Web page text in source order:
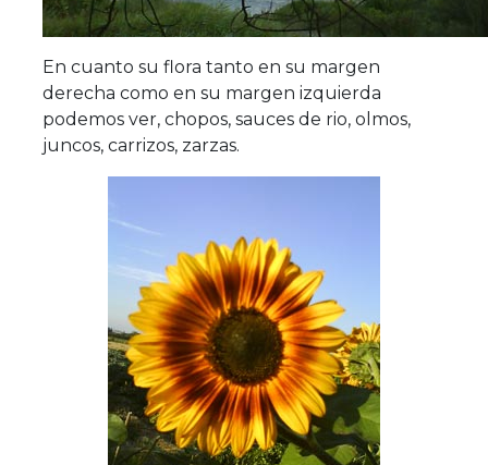
En cuanto su flora tanto en su margen
derecha como en su margen izquierda
podemos ver, chopos, sauces de rio, olmos,
juncos, carrizos, zarzas.